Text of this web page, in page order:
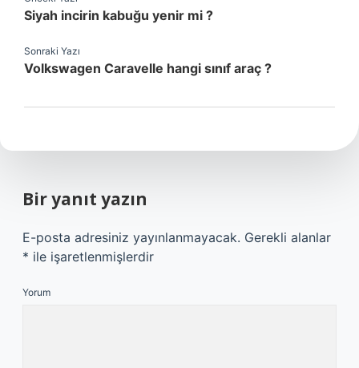
Siyah incirin kabuğu yenir mi ?
Sonraki Yazı
Volkswagen Caravelle hangi sınıf araç ?
Bir yanıt yazın
E-posta adresiniz yayınlanmayacak. Gerekli alanlar
* ile işaretlenmişlerdir
Yorum